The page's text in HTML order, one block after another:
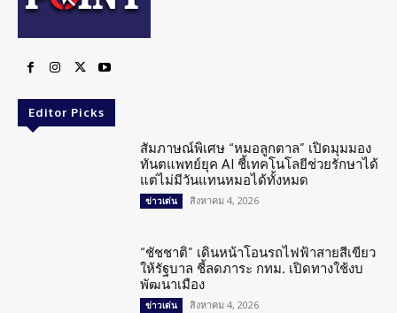
Editor Picks
สัมภาษณ์พิเศษ “หมอลูกตาล” เปิดมุมมอง
ทันตแพทย์ยุค AI ชี้เทคโนโลยีช่วยรักษาได้
แต่ไม่มีวันแทนหมอได้ทั้งหมด
ข่าวเด่น สิงหาคม 4, 2026
“ชัชชาติ” เดินหน้าโอนรถไฟฟ้าสายสีเขียว
ให้รัฐบาล ชี้ลดภาระ กทม. เปิดทางใช้งบ
พัฒนาเมือง
ข่าวเด่น สิงหาคม 4, 2026